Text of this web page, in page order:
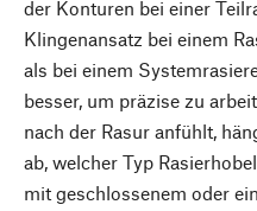
der Konturen bei einer
Klingenansatz bei einem
als bei einem
besser, um präzise zu
nach der Rasur anfühlt,
ab, welcher Typ
mit geschlossenem oder